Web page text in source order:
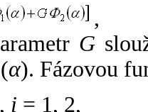
,
G
(α). Fázovou
, i = 1, 2,